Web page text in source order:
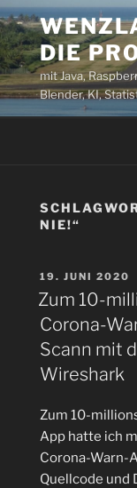
Zum
Inhalt
springenDIE
mit Java,
Blender, KI,
NIE!“
AM
19. JUNI 2020
Zum 10-
Corona-
Scann mit
Wireshark
Zum 10-
App hatte ich
Corona-Warn-
Quellcode und